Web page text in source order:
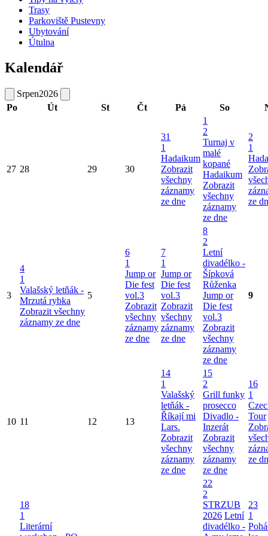
Trasy
Parkoviště Pustevny
Ubytování
Útulna
Kalendář
Srpen2026
Po
Út St Čt Pá So
27 28 29 30
31
1
Hadaikum
Zobrazit
všechny
záznamy
ze dne
1
2
Turnaj v
malé
kopané
Hadaikum
Zobrazit
všechny
záznamy
ze dne
2
1
ze
3
4
1
Valašský letňák -
Mrzutá rybka
Zobrazit všechny
záznamy ze dne
5
6
1
Jump or
Die fest
vol.3
Zobrazit
všechny
záznamy
ze dne
7
1
Jump or
Die fest
vol.3
Zobrazit
všechny
záznamy
ze dne
8
2
Letní
divadélko -
Šípková
Růženka
Jump or
Die fest
vol.3
Zobrazit
všechny
záznamy
ze dne
9
10 11 12 13
14
1
Valašský
letňák -
Říkají mi
Lars.
Zobrazit
všechny
záznamy
ze dne
15
2
Grill funky
prosecco
Divadlo -
Inzerát
Zobrazit
všechny
záznamy
ze dne
16
1
Tour
ze
18
1
Literární
22
2
STRZUB
2026 Letní
divadélko -
23
1